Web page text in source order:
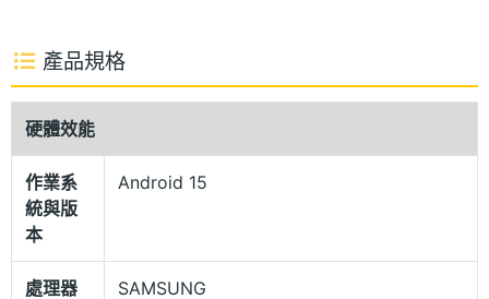
別優化暗部細節，讓戶外光線下也能清晰可視。內建
經 SGS 認證的護眼模式，長時間使用依然舒適，有效
減少眼睛疲勞。
IP68 防塵防水設計
SAMSUNG Galaxy Tab S10 FE 5G 採用圓滑平板設
計，螢幕邊框僅 8.5mm，實現寬廣的視野畫面，以及
產品規格
硬體效能
作業系
統與版
本
Android 15
處理器 SAMSUNG